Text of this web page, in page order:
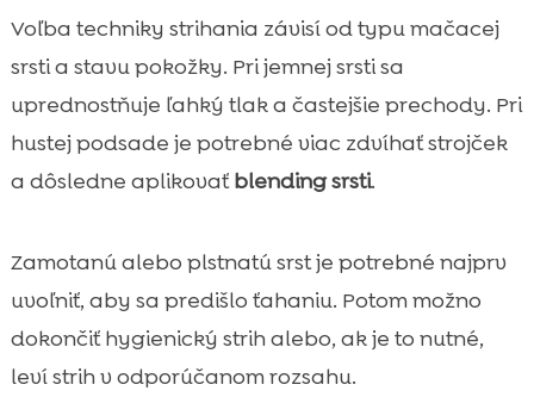
Voľba techniky strihania závisí od typu mačacej
srsti a stavu pokožky. Pri jemnej srsti sa
uprednostňuje ľahký tlak a častejšie prechody. Pri
hustej podsade je potrebné viac zdvíhať strojček
a dôsledne aplikovaťblending srsti.
Zamotanú alebo plstnatú srst je potrebné najprv
uvoľniť, aby sa predišlo ťahaniu. Potom možno
dokončiť hygienický strih alebo, ak je to nutné,
leví strih v odporúčanom rozsahu.